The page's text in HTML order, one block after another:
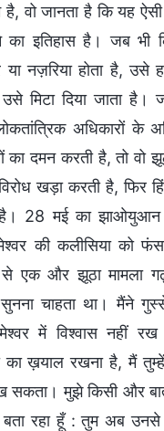
है, वो जानता है कि यह
का इतिहास है। जब
या नज़रिया होता है, उसे
मिटा दिया जाता है।
अधिकारों के
का दमन करती है, तो वो
खड़ा करती है, फिर
28 मई का झाओयुआन
की कलीसिया को
से एक और झूठा मामला
सुनना चाहता था। मैंने
में विश्वास नहीं
का ख़याल रखना है, मैं
सकता। मुझे किसी और
बता रहा हूँ : तुम अब